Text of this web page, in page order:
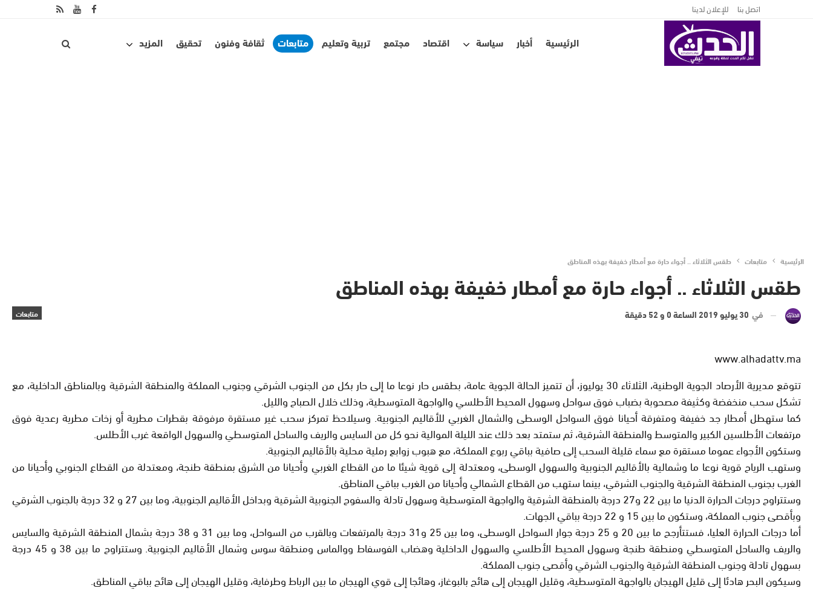
اتصل بنا للإعلان لدينا
الرئيسية أخبار سياسة اقتصاد مجتمع تربية وتعليم متابعات ثقافة وفنون تحقيق المزيد
الرئيسية متابعات طقس الثلاثاء .. أجواء حارة مع أمطار خفيفة بهذه المناطق
طقس الثلاثاء .. أجواء حارة مع أمطار خفيفة بهذه المناطق
متابعات في 30 يوليو 2019 الساعة 0 و 52 دقيقة
www.alhadattv.ma
تتوقع مديرية الأرصاد الجوية الوطنية، الثلاثاء 30 يوليوز، أن تتميز الحالة الجوية عامة، بطقس حار نوعا ما إلى حار بكل من الجنوب الشرقي وجنوب المملكة والمنطقة الشرقية وبالمناطق الداخلية، مع
تشكل سحب منخفضة وكثيفة مصحوبة بضباب فوق سواحل وسهول المحيط الأطلسي والواجهة المتوسطية، وذلك خلال الصباح والليل.
كما ستهطل أمطار جد خفيفة ومتفرقة أحيانا فوق السواحل الوسطى والشمال الغربي للأقاليم الجنوبية. وسيلاحظ تمركز سحب غير مستقرة مرفوقة بقطرات مطرية أو زخات مطرية رعدية فوق
مرتفعات الأطلسين الكبير والمتوسط والمنطقة الشرقية، ثم ستمتد بعد ذلك عند الليلة الموالية نحو كل من السايس والريف والساحل المتوسطي والسهول الواقعة غرب الأطلس.
وستكون الأجواء عموما مستقرة مع سماء قليلة السحب إلى صافية بباقي ربوع المملكة، مع هبوب زوابع رملية محلية بالأقاليم الجنوبية.
وستهب الرياح قوية نوعا ما وشمالية بالأقاليم الجنوبية والسهول الوسطى، ومعتدلة إلى قوية شيئا ما من القطاع الغربي وأحيانا من الشرق بمنطقة طنجة، ومعتدلة من القطاع الجنوبي وأحيانا من
الغرب بجنوب المنطقة الشرقية والجنوب الشرقي، بينما ستهب من القطاع الشمالي وأحيانا من الغرب بباقي المناطق.
وستتراوح درجات الحرارة الدنيا ما بين 22 و27 درجة بالمنطقة الشرقية والواجهة المتوسطية وسهول تادلة والسفوح الجنوبية الشرقية وبداخل الأقاليم الجنوبية، وما بين 27 و 32 درجة بالجنوب الشرقي
وبأقصى جنوب المملكة، وستكون ما بين 15 و 22 درجة بباقي الجهات.
أما درجات الحرارة العليا، فستتأرجح ما بين 20 و 25 درجة جوار السواحل الوسطى، وما بين 25 و31 درجة بالمرتفعات وبالقرب من السواحل، وما بين 31 و 38 درجة بشمال المنطقة الشرقية والسايس
والريف والساحل المتوسطي ومنطقة طنجة وسهول المحيط الأطلسي والسهول الداخلية وهضاب الفوسفاط ووالماس ومنطقة سوس وشمال الأقاليم الجنوبية. وستتراوح ما بين 38 و 45 درجة
بسهول تادلة وجنوب المنطقة الشرقية والجنوب الشرقي وأقصى جنوب المملكة.
وسيكون البحر هادئا إلى قليل الهيجان بالواجهة المتوسطية، وقليل الهيجان إلى هائج بالبوغاز، وهائجا إلى قوي الهيجان ما بين الرباط وطرفاية، وقليل الهيجان إلى هائج بباقي المناطق.